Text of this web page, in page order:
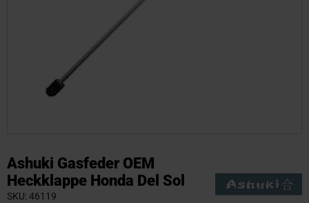
Ashuki Gasfeder OEM
Heckklappe Honda Del Sol
SKU 46119
Anfang
der
Bildgalerie